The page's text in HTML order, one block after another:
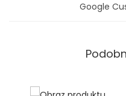
Google